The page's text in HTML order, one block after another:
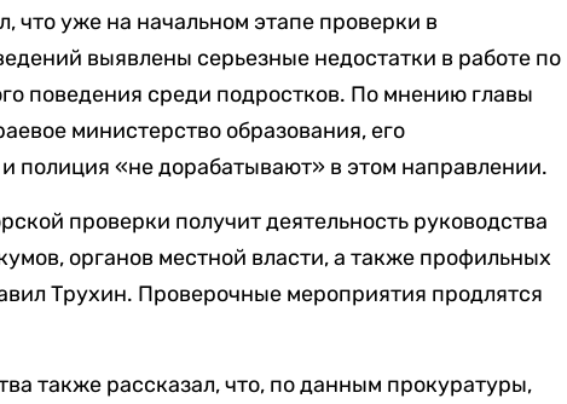
что уже на начальном этапе проверки в
выявлены серьезные недостатки в работе по
поведения среди подростков. По мнению главы
министерство образования, его
полиция «не дорабатывают» в этом направлении.
проверки получит деятельность руководства
органов местной власти, а также профильных
Трухин. Проверочные мероприятия продлятся
также рассказал, что, по данным прокуратуры,